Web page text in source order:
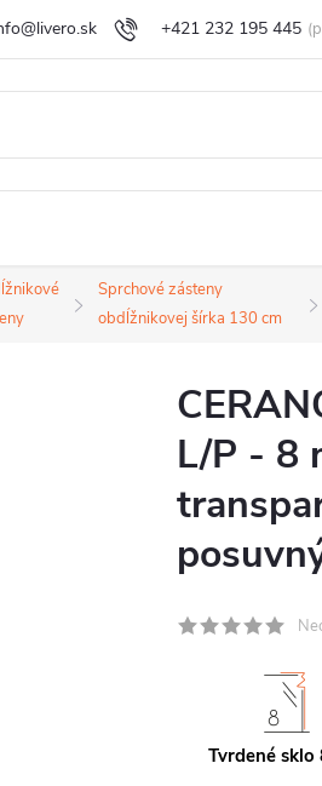
+421 232 195 445
tovaru a reklamácia Obchodné
Sprchové zásteny
obdĺžnikovej šírka 130 cm
L/P - 8
Tvrdené sklo